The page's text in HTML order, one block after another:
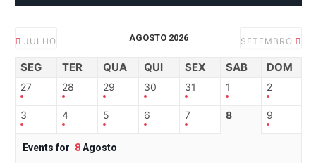
JULHO AGOSTO 2026 SETEMBRO
SEG TER QUA QUI SEX SAB DOM
27 28 29 30 31 1 2
3 4 5 6 7 8 9
Events for 8Agosto